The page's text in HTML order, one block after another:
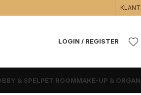
LOGIN / REGISTER
& SPEL PET ROOMMAKE-UP &